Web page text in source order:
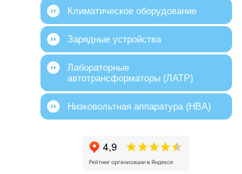
Климатическое оборудование
Зарядные устройства
Лабораторные
автотрансформаторы (ЛАТР)
Низковольтная аппаратура (НВА)